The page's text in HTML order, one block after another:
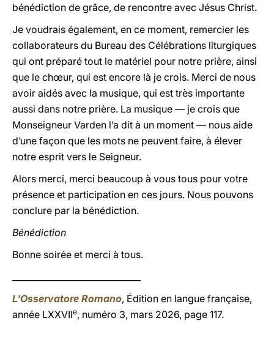
bénédiction de grâce, de rencontre avec Jésus Christ.
Je voudrais également, en ce moment, remercier les
collaborateurs du Bureau des Célébrations liturgiques
qui ont préparé tout le matériel pour notre prière, ainsi
que le chœur, qui est encore là je crois. Merci de nous
avoir aidés avec la musique, qui est très importante
aussi dans notre prière. La musique — je crois que
Monseigneur Varden l’a dit à un moment — nous aide
d’une façon que les mots ne peuvent faire, à élever
notre esprit vers le Seigneur.
Alors merci, merci beaucoup à vous tous pour votre
présence et participation en ces jours. Nous pouvons
conclure par la bénédiction.
Bénédiction
Bonne soirée et merci à tous.
L'Osservatore Romano, Édition en langue française,
année LXXVIIe, numéro 3, mars 2026, page 117.